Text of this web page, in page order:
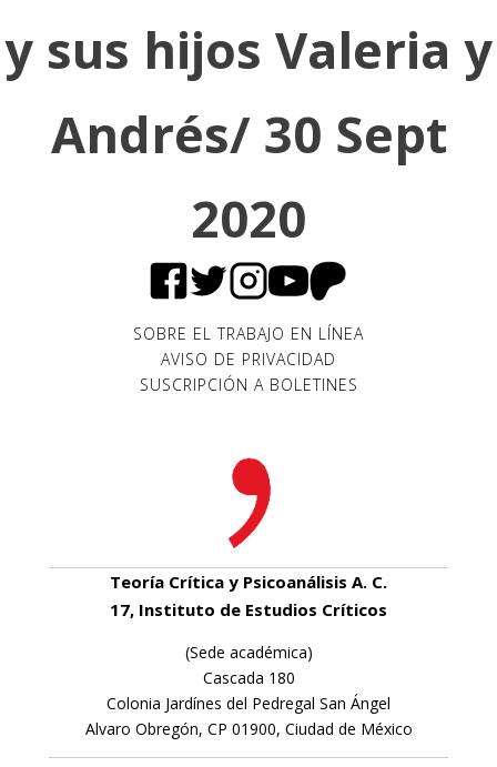
y sus hijos Valeria y
Andrés/ 30 Sept
2020
SOBRE EL TRABAJO EN LÍNEA
AVISO DE PRIVACIDAD
SUSCRIPCIÓN A BOLETINES
Teoría Crítica y Psicoanálisis A. C.
17, Instituto de Estudios Críticos
(Sede académica)
Cascada 180
Colonia Jardínes del Pedregal San Ángel
Alvaro Obregón, CP 01900, Ciudad de México